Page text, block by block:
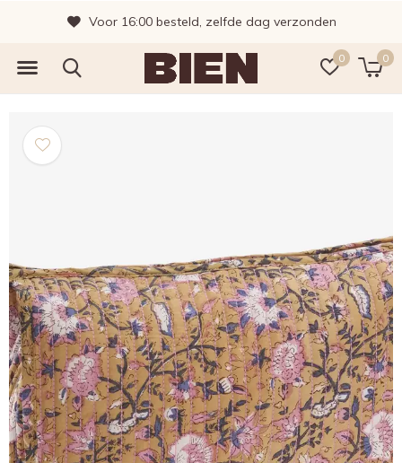
0 0
Voor 16:00 besteld, zelfde dag verzonden